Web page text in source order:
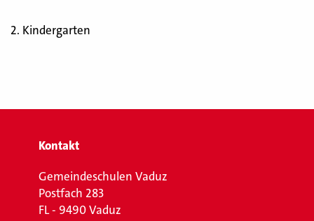
2. Kindergarten
Kontakt
Gemeindeschulen Vaduz
Postfach 283
FL - 9490 Vaduz